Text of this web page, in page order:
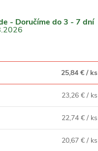
- Doručíme do 3 - 7 dní
25,84 € / ks
23,26 € / ks
22,74 € / ks
20,67 € / ks